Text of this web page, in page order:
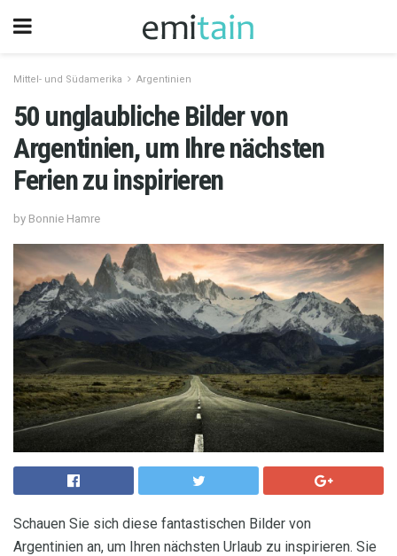
Mittel- und Südamerika Argentinien
50 unglaubliche Bilder von
Argentinien, um Ihre nächsten
Ferien zu inspirieren
by Bonnie Hamre
Schauen Sie sich diese fantastischen Bilder von
Argentinien an, um Ihren nächsten Urlaub zu inspirieren. Sie